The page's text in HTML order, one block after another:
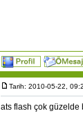
Tarih: 2010-05-22,
ats flash çok güzelde